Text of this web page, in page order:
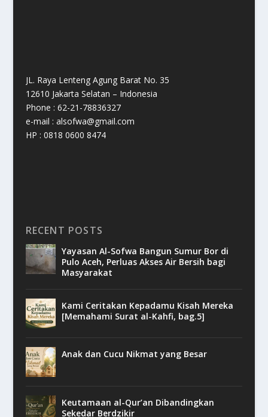
JL. Raya Lenteng Agung Barat No. 35
12610 Jakarta Selatan – Indonesia
Phone : 62-21-78836327
e-mail : alsofwa@gmail.com
HP : 0818 0600 8474
RECENT POSTS
Yayasan Al-Sofwa Bangun Sumur Bor di
Pulo Aceh, Perluas Akses Air Bersih bagi
Masyarakat
Kami Ceritakan Kepadamu Kisah Mereka
[Memahami Surat al-Kahfi, bag.5]
Anak dan Cucu Nikmat yang Besar
Keutamaan al-Qur’an Dibandingkan
Sekedar Berdzikir